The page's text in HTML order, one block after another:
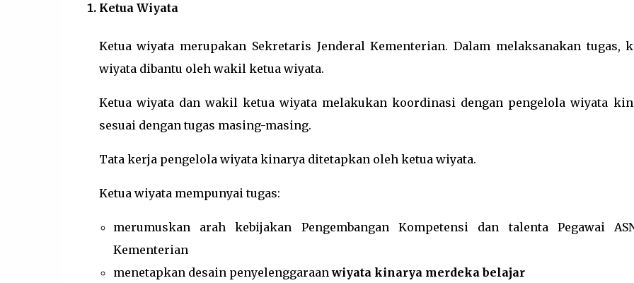
Ketua Wiyata
Ketua wiyata merupakan Sekretaris Jenderal Kementerian. Dalam melaksanakan tugas,
wiyata dibantu oleh wakil ketua wiyata.
Ketua wiyata dan wakil ketua wiyata melakukan koordinasi dengan pengelola wiyata
sesuai dengan tugas masing-masing.
Tata kerja pengelola wiyata kinarya ditetapkan oleh ketua wiyata.
Ketua wiyata mempunyai tugas:
merumuskan arah kebijakan Pengembangan Kompetensi dan talenta Pegawai
Kementerian
menetapkan desain penyelenggaraanwiyata kinarya merdeka belajar